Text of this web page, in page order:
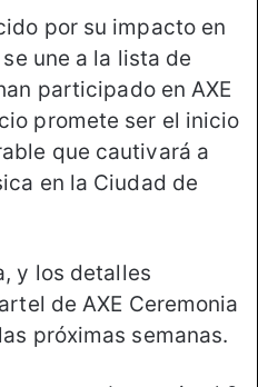
por su impacto en
une a la lista de
participado en AXE
promete ser el inicio
que cautivará a
en la Ciudad de
y los detalles
de AXE Ceremonia
próximas semanas.